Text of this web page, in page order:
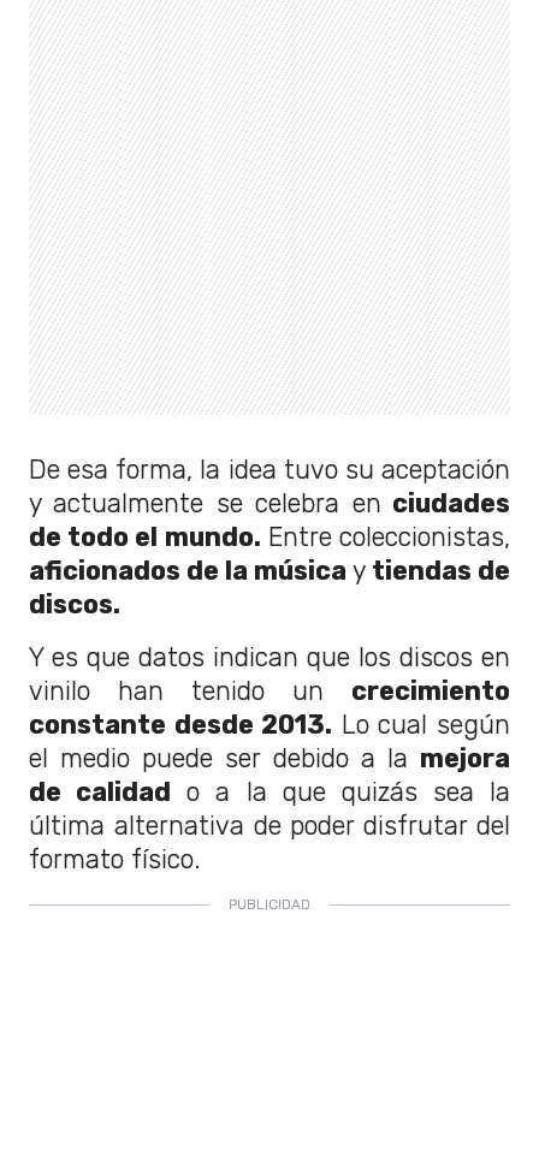
De esa forma, la idea tuvo su aceptación
y actualmente se celebra en ciudades
de todo el mundo. Entre coleccionistas,
aficionados de la música y tiendas de
discos.
Y es que datos indican que los discos en
vinilo han tenido un crecimiento
constante desde 2013. Lo cual según
el medio puede ser debido a la mejora
de calidad
o a la que quizás sea la
última alternativa de poder disfrutar del
formato físico.